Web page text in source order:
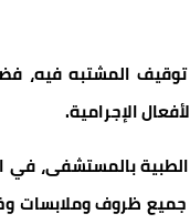
توقيف المشتبه فيه،
الإجرامية.
بالمستشفى،
ظروف وملابسات